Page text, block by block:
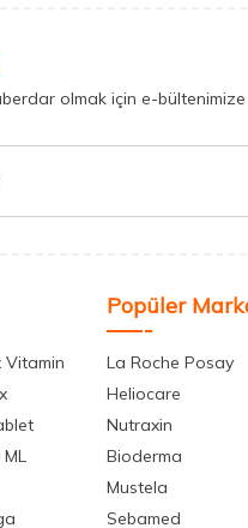
olmak için e-
Vitamin
Popüler
La Roche Posay
Heliocare
Nutraxin
Bioderma
Mustela
Sebamed